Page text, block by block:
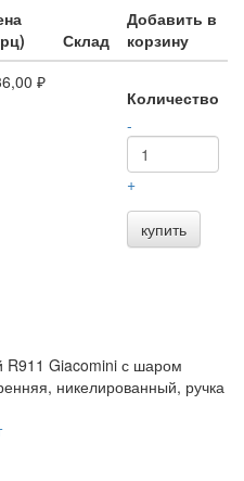
Склад
Добавить в
корзину
₽
Количество
-
+
купить
R911 Giacomini с шаром
никелированный, ручка